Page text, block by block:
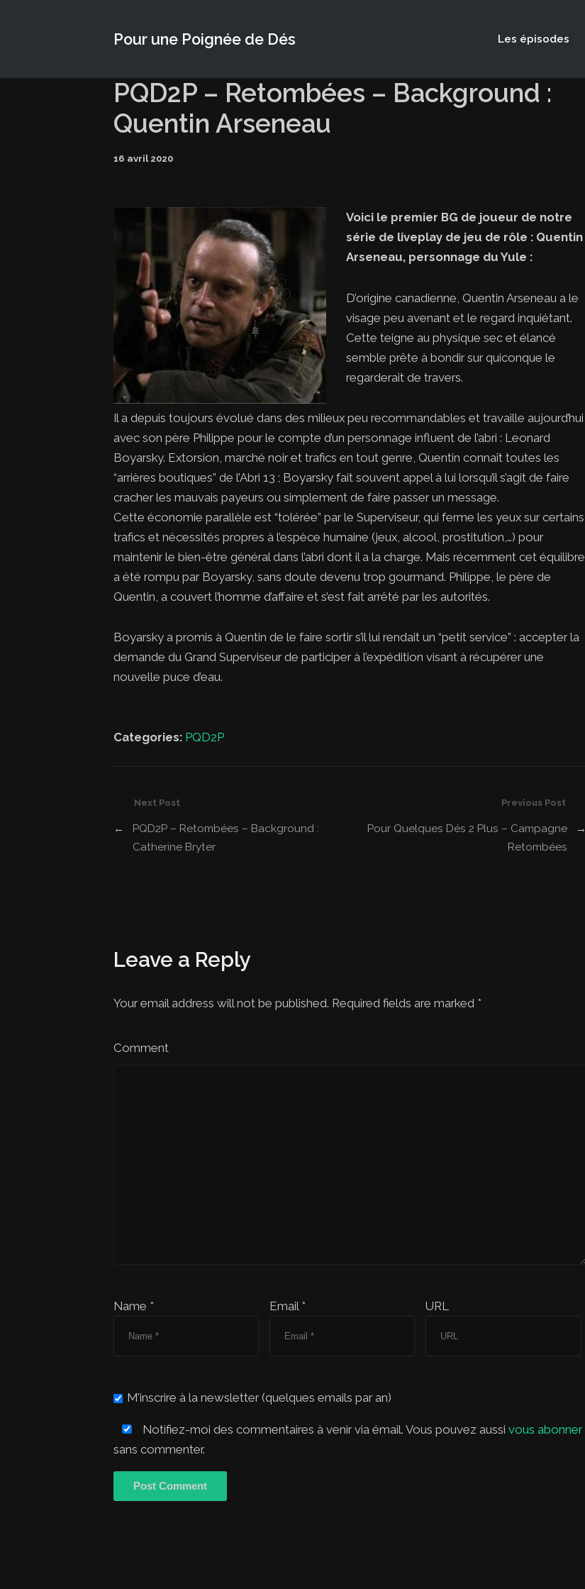
Pour une Poignée de Dés Les épisodes
PQD2P – Retombées – Background :
Quentin Arseneau
16 avril 2020
Voici le premier BG de joueur de notre
série de liveplay de jeu de rôle : Quentin
Arseneau, personnage du Yule :
D’origine canadienne, Quentin Arseneau a le
visage peu avenant et le regard inquiétant.
Cette teigne au physique sec et élancé
semble prête à bondir sur quiconque le
regarderait de travers.
Il a depuis toujours évolué dans des milieux peu recommandables et travaille aujourd’hui
avec son père Philippe pour le compte d’un personnage influent de l’abri : Leonard
Boyarsky. Extorsion, marché noir et trafics en tout genre, Quentin connaît toutes les
“arrières boutiques” de l’Abri 13 ; Boyarsky fait souvent appel à lui lorsqu’il s’agit de faire
cracher les mauvais payeurs ou simplement de faire passer un message.
Cette économie parallèle est “tolérée” par le Superviseur, qui ferme les yeux sur certains
trafics et nécessités propres à l’espèce humaine (jeux, alcool, prostitution,…) pour
maintenir le bien-être général dans l’abri dont il a la charge. Mais récemment cet équilibre
a été rompu par Boyarsky, sans doute devenu trop gourmand. Philippe, le père de
Quentin, a couvert l’homme d’affaire et s’est fait arrêté par les autorités.
Boyarsky a promis à Quentin de le faire sortir s’il lui rendait un “petit service” : accepter la
demande du Grand Superviseur de participer à l’expédition visant à récupérer une
nouvelle puce d’eau.
Categories: PQD2P
Previous Post
Pour Quelques Dés 2 Plus – Campagne
Retombées
→
Next Post
←
PQD2P – Retombées – Background :
Catherine Bryter
Leave a Reply
Your email address will not be published. Required fields are marked *
Comment
Name * Email * URL
M'inscrire à la newsletter (quelques emails par an)
Notifiez-moi des commentaires à venir via émail. Vous pouvez aussi vous abonner
sans commenter.